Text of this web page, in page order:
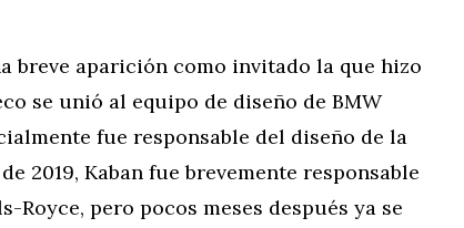
breve aparición como invitado la que hizo
se unió al equipo de diseño de BMW
fue responsable del diseño de la
2019, Kaban fue brevemente responsable
Royce, pero pocos meses después ya se